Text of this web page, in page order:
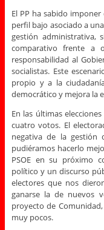
El PP ha sabido
perfil bajo asociado a
gestión administrativa,
comparativo frente a
responsabilidad al
socialistas. Este
propio y a la
democrático y mejora la
En las últimas
cuatro votos. El
negativa de la
pudiéramos hacerlo
PSOE en su próximo
político y un discurso
electores que nos
ganarse la de nuevos
proyecto de
muy pocos.